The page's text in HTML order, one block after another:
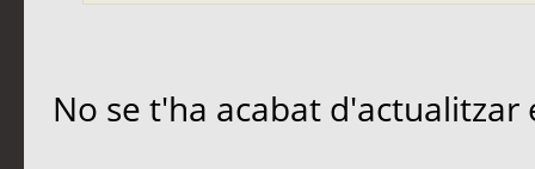
No se t'ha acabat d'actualitzar